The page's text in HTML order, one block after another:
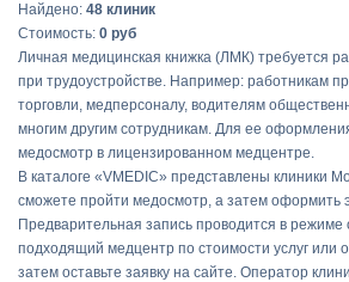
Найдено: 48 клиник
Стоимость: 0 руб
Личная медицинская книжка (ЛМК) требуется
при трудоустройстве. Например: работникам
торговли, медперсоналу, водителям
многим другим сотрудникам. Для ее
медосмотр в лицензированном медцентре.
В каталоге «VMEDIC» представлены клиники
сможете пройти медосмотр, а затем оформить
Предварительная запись проводится в
подходящий медцентр по стоимости услуг или
затем оставьте заявку на сайте. Оператор